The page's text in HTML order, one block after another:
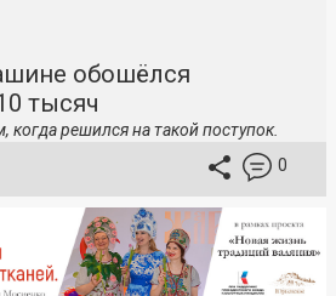
обошёлся
тысяч
решился на такой поступок.
0